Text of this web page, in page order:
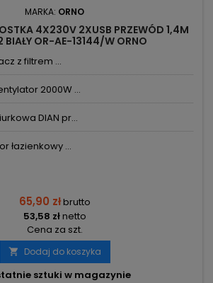
MARKA: ORNO
4X230V 2XUSB PRZEWÓD 1,4M
BIAŁY OR-AE-13144/W ORNO
z filtrem ...
2000W ...
DIAN pr...
łazienkowy ...
65,90 złbrutto
53,58 złnetto
Cena za szt.
 Dodaj do koszyka
sztuki w magazynie